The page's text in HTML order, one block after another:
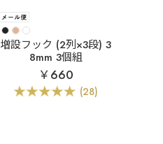
増設フック (2列×3段) 3
8mm 3個組
￥660
(28)